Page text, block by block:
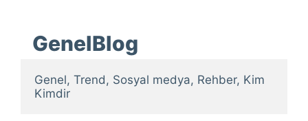
GenelBlog
Genel, Trend, Sosyal medya, Rehber, Kim
Kimdir